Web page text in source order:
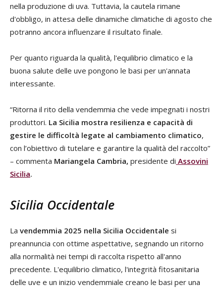
nella produzione di uva. Tuttavia, la cautela rimane
d'obbligo, in attesa delle dinamiche climatiche di agosto che
potranno ancora influenzare il risultato finale.
Per quanto riguarda la qualità, l'equilibrio climatico e la
buona salute delle uve pongono le basi per un'annata
interessante.
“Ritorna il rito della vendemmia che vede impegnati i nostri
produttori. La Sicilia mostra resilienza e capacità di
gestire le difficoltà legate al cambiamento climatico,
con l’obiettivo di tutelare e garantire la qualità del raccolto”
– commenta Mariangela Cambria, presidente di Assovini
Sicilia.
Sicilia Occidentale
La vendemmia 2025 nella Sicilia Occidentale si
preannuncia con ottime aspettative, segnando un ritorno
alla normalità nei tempi di raccolta rispetto all'anno
precedente. L'equilibrio climatico, l'integrità fitosanitaria
delle uve e un inizio vendemmiale creano le basi per una